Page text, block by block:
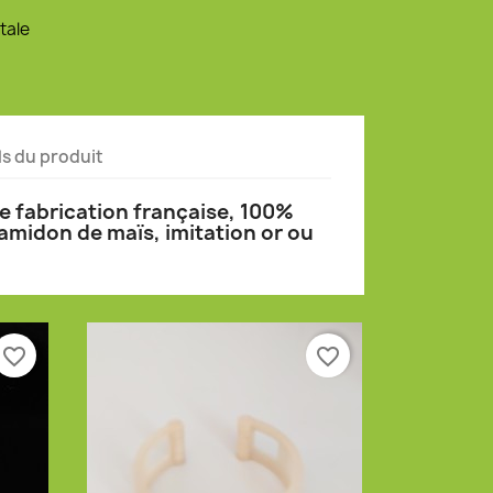
du produit
fabrication française, 100%
de maïs, imitation or ou
favorite_border favorite_border